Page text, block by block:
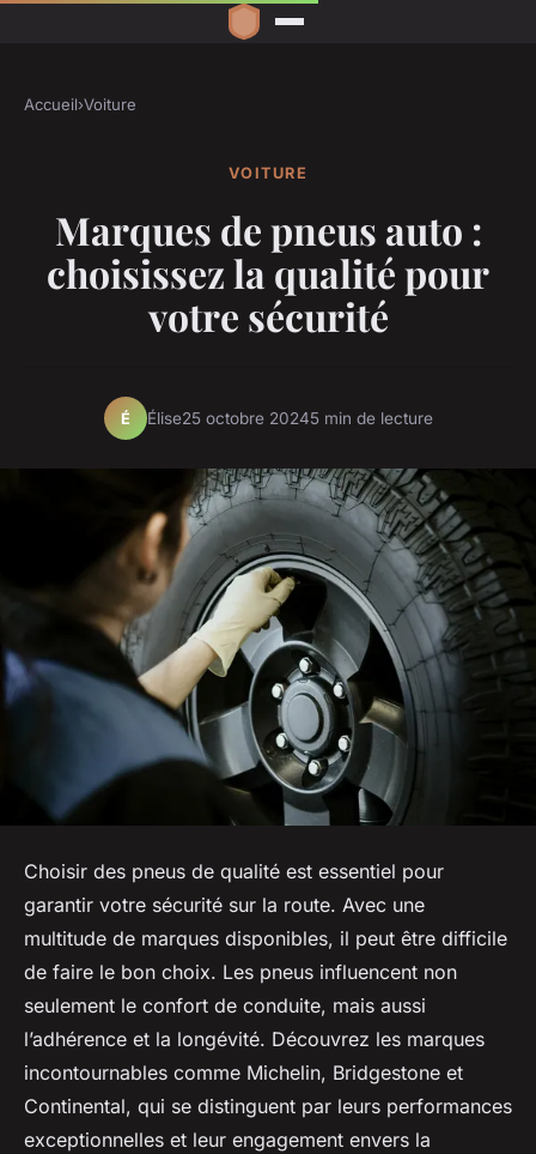
Accueil›Voiture
VOITURE
Marques de pneus auto :
choisissez la qualité pour
votre sécurité
É Élise25 octobre 20245 min de lecture
Choisir des pneus de qualité est essentiel pour
garantir votre sécurité sur la route. Avec une
multitude de marques disponibles, il peut être difficile
de faire le bon choix. Les pneus influencent non
seulement le confort de conduite, mais aussi
l’adhérence et la longévité. Découvrez les marques
incontournables comme Michelin, Bridgestone et
Continental, qui se distinguent par leurs performances
exceptionnelles et leur engagement envers la